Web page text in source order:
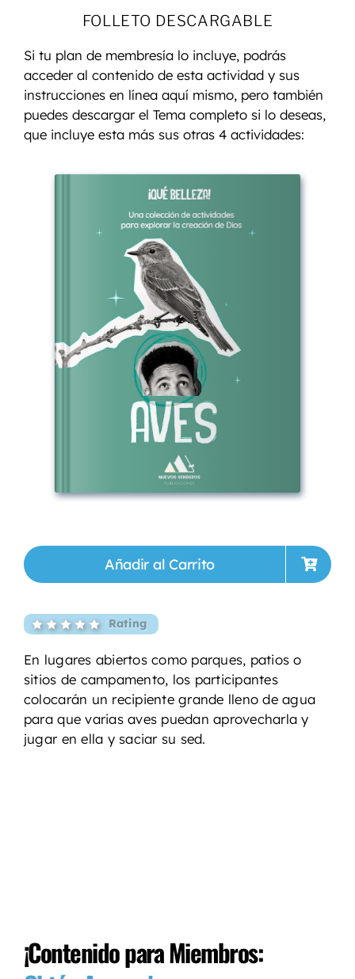
FOLLETO DESCARGABLE
Si tu plan de membresía lo incluye, podrás
acceder al contenido de esta actividad y sus
instrucciones en línea aquí mismo, pero también
puedes descargar el Tema completo si lo deseas,
que incluye esta más sus otras 4 actividades:
Añadir al Carrito
Rating
En lugares abiertos como parques, patios o
sitios de campamento, los participantes
colocarán un recipiente grande lleno de agua
para que varias aves puedan aprovecharla y
jugar en ella y saciar su sed.
¡Contenido para Miembros: